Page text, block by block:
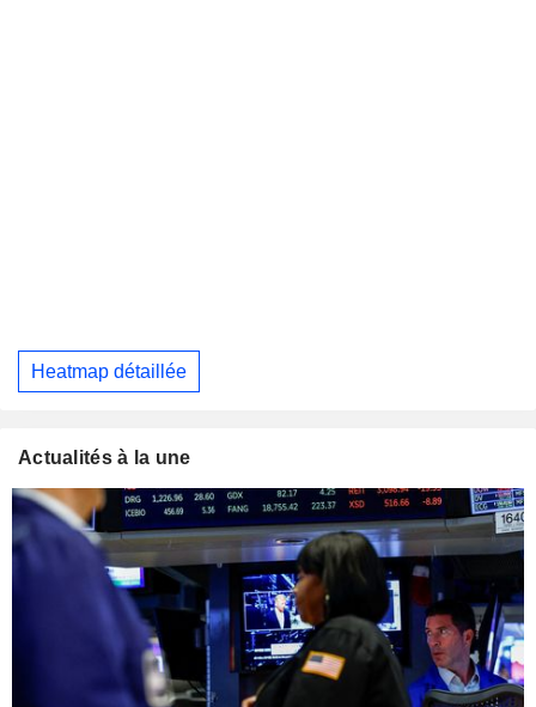
Heatmap détaillée
Actualités à la une